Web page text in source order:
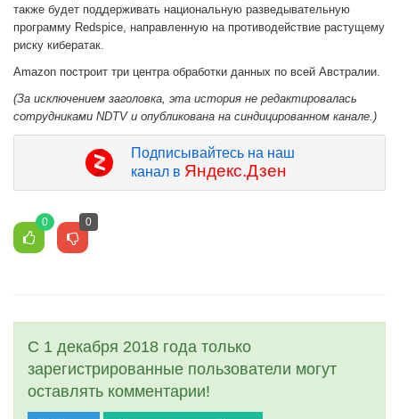
также будет поддерживать национальную разведывательную
программу Redspice, направленную на противодействие растущему
риску кибератак.
Amazon построит три центра обработки данных по всей Австралии.
(За исключением заголовка, эта история не редактировалась
сотрудниками NDTV и опубликована на синдицированном канале.)
Подписывайтесь на наш
канал в Яндекс.Дзен
0 0
С 1 декабря 2018 года только
зарегистрированные пользователи могут
оставлять комментарии!